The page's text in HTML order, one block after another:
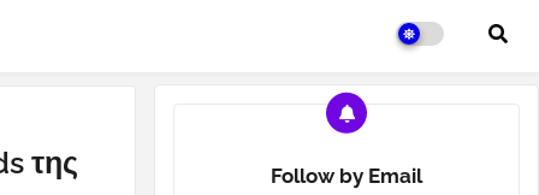
της
Follow by Email